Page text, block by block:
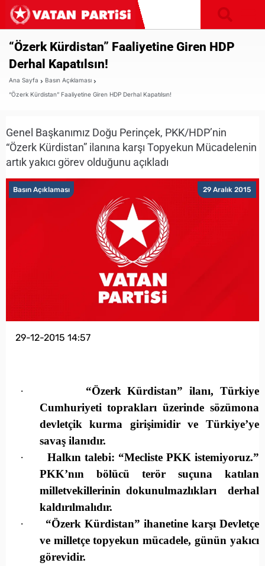
“Özerk Kürdistan” Faaliyetine Giren HDP
Derhal Kapatılsın!
Ana Sayfa
Basın Açıklaması
“Özerk Kürdistan” Faaliyetine Giren HDP Derhal Kapatılsın!
Genel Başkanımız Doğu Perinçek, PKK/HDP’nin
“Özerk Kürdistan” ilanına karşı Topyekun Mücadelenin
artık yakıcı görev olduğunu açıkladı
29 Aralık 2015
Basın Açıklaması
29-12-2015 14:57
·
“Özerk Kürdistan” ilanı, Türkiye
Cumhuriyeti toprakları üzerinde sözümona
devletçik kurma girişimidir ve Türkiye’ye
savaş ilanıdır.
·
Halkın talebi: “Mecliste PKK istemiyoruz.”
PKK’nın bölücü terör suçuna katılan
milletvekillerinin dokunulmazlıkları derhal
kaldırılmalıdır.
·
“Özerk Kürdistan” ihanetine karşı Devletçe
ve milletçe topyekun mücadele, günün yakıcı
görevidir.